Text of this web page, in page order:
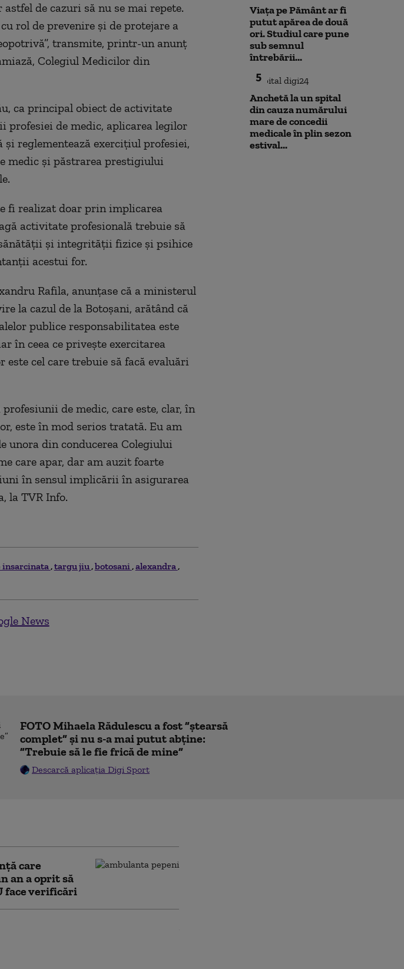
de cazuri să nu se mai repete.
rol de prevenire şi de protejare a
transmite, printr-un anunţ
Colegiul Medicilor din
ca principal obiect de activitate
profesiei de medic, aplicarea legilor
şi reglementează exerciţiul profesiei,
medic şi păstrarea prestigiului
fi realizat doar prin implicarea
activitate profesională trebuie să
şi integrităţii fizice şi psihice
acestui for.
Rafila, anunţase că a ministerul
la cazul de la Botoşani, arătând că
publice responsabilitatea este
ceea ce priveşte exercitarea
cel care trebuie să facă evaluări
de medic, care este, clar, în
este în mod serios tratată. Eu am
unora din conducerea Colegiului
care apar, dar am auzit foarte
în sensul implicării în asigurarea
la TVR Info.
insarcinata targu jiu botosani alexandra
News
Viața pe Pământ ar fi
putut apărea de două
ori. Studiul care pune
sub semnul
întrebării...
5
Anchetă la un spital
din cauza numărului
mare de concedii
medicale în plin sezon
estival...
FOTO Mihaela Rădulescu a fost ”ștearsă
complet” și nu s-a mai putut abține:
”Trebuie să le fie frică de mine”
Descarcă aplicația Digi Sport
care
an a oprit să
face verificări